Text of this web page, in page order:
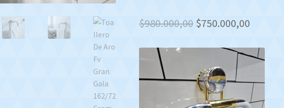
$980.000,00 Original
$980.000,00.
$750.000,00Current
is: